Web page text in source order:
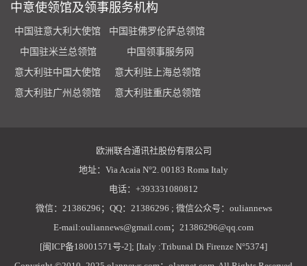
中意使领馆及领事服务机构
中国驻意大利大使馆
中国驻佛罗伦萨总领馆
中国驻米兰总领馆
中国领事服务网
意大利驻中国大使馆
意大利驻上海总领馆
意大利驻广州总领馆
意大利驻重庆总领馆
欧洲联合通讯社股份有限公司
地址：Via Acaia N°2. 00183 Roma Italy
电话：+393331080812
微信：21386296；QQ：21386296 ; 微信公众号：ouliannews
E-mail:ouliannews@gmail.com；21386296@qq.com
[闽ICP备18001571号-2]; [Italy :Tribunal Di Firenze N°5374]